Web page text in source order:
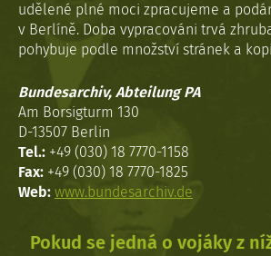
udělené plné moci zpracujeme a
v Berlíně. Doba vypracováni trvá
pohybuje podle množství stránek a
Bundesarchiv, Abteilung PA
Am Borsigturm 130
D-13507 Berlin
Tel.: +49 (030) 18 7770-1158
Fax: +49 (030) 18 7770-1825
Web: www.bundesarchiv.de
Pokud se jedná o vojáky z